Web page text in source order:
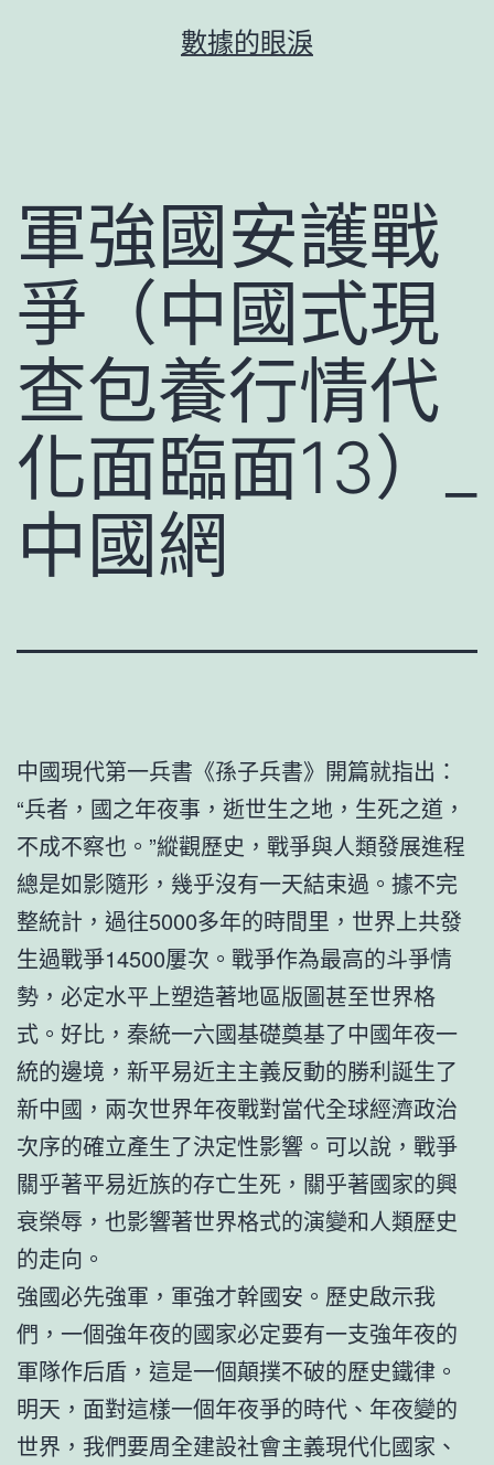
數據的眼淚
軍強國安護戰
爭（中國式現
查包養行情代
化面臨面13）_
中國網
中國現代第一兵書《孫子兵書》開篇就指出：
“兵者，國之年夜事，逝世生之地，生死之道，
不成不察也。”縱觀歷史，戰爭與人類發展進程
總是如影隨形，幾乎沒有一天結束過。據不完
整統計，過往5000多年的時間里，世界上共發
生過戰爭14500屢次。戰爭作為最高的斗爭情
勢，必定水平上塑造著地區版圖甚至世界格
式。好比，秦統一六國基礎奠基了中國年夜一
統的邊境，新平易近主主義反動的勝利誕生了
新中國，兩次世界年夜戰對當代全球經濟政治
次序的確立產生了決定性影響。可以說，戰爭
關乎著平易近族的存亡生死，關乎著國家的興
衰榮辱，也影響著世界格式的演變和人類歷史
的走向。
強國必先強軍，軍強才幹國安。歷史啟示我
們，一個強年夜的國家必定要有一支強年夜的
軍隊作后盾，這是一個顛撲不破的歷史鐵律。
明天，面對這樣一個年夜爭的時代、年夜變的
世界，我們要周全建設社會主義現代化國家、